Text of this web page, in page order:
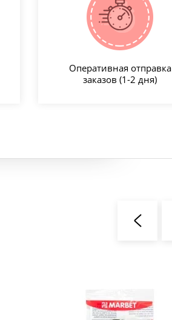
Оперативная отправка
заказов (1-2 дня)